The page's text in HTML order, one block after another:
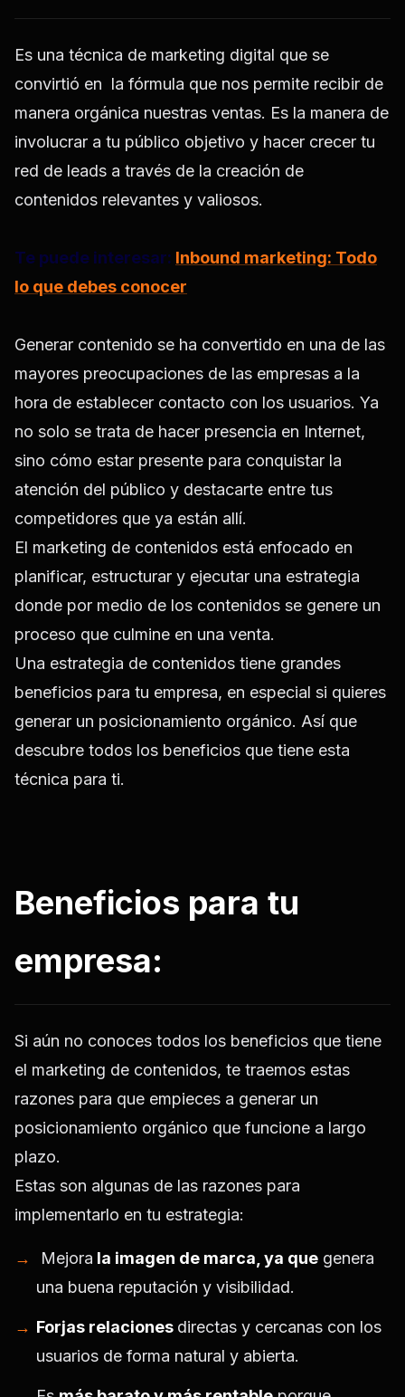
Es una técnica de marketing digital que se
convirtió en la fórmula que nos permite recibir de
manera orgánica nuestras ventas. Es la manera de
involucrar a tu público objetivo y hacer crecer tu
red de leads a través de la creación de
contenidos relevantes y valiosos.
Te puede interesar: Inbound marketing: Todo
lo que debes conocer
Generar contenido se ha convertido en una de las
mayores preocupaciones de las empresas a la
hora de establecer contacto con los usuarios. Ya
no solo se trata de hacer presencia en Internet,
sino cómo estar presente para conquistar la
atención del público y destacarte entre tus
competidores que ya están allí.
El marketing de contenidos está enfocado en
planificar, estructurar y ejecutar una estrategia
donde por medio de los contenidos se genere un
proceso que culmine en una venta.
Una estrategia de contenidos tiene grandes
beneficios para tu empresa, en especial si quieres
generar un posicionamiento orgánico. Así que
descubre todos los beneficios que tiene esta
técnica para ti.
Beneficios para tu
empresa:
Si aún no conoces todos los beneficios que tiene
el marketing de contenidos, te traemos estas
razones para que empieces a generar un
posicionamiento orgánico que funcione a largo
plazo.
Estas son algunas de las razones para
implementarlo en tu estrategia:
Mejora la imagen de marca, ya que genera
una buena reputación y visibilidad.
Forjas relaciones directas y cercanas con los
usuarios de forma natural y abierta.